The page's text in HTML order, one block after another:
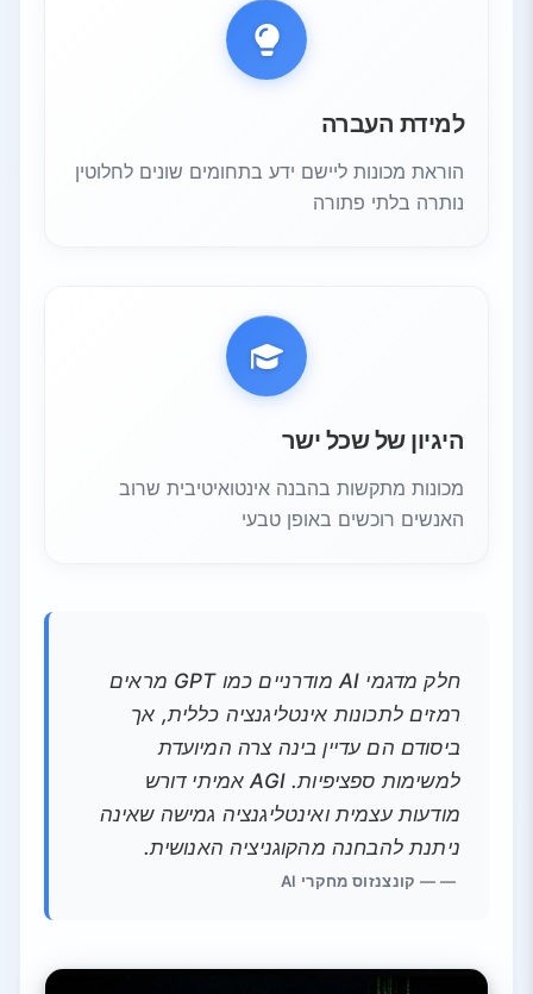
למידת העברה
הוראת מכונות ליישם ידע בתחומים שונים לחלוטין
נותרה בלתי פתורה
היגיון של שכל ישר
מכונות מתקשות בהבנה אינטואיטיבית שרוב
האנשים רוכשים באופן טבעי
חלק מדגמי AI מודרניים כמו GPT מראים
רמזים לתכונות אינטליגנציה כללית, אך
ביסודם הם עדיין בינה צרה המיועדת
למשימות ספציפיות. AGI אמיתי דורש
מודעות עצמית ואינטליגנציה גמישה שאינה
ניתנת להבחנה מהקוגניציה האנושית.
— קונצנזוס מחקרי AI